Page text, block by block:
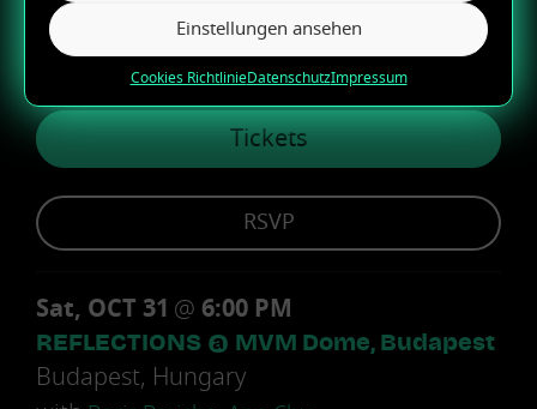
Einstellungen ansehen
Cookies RichtlinieDatenschutzImpressum Deutsch
Rīga, Latvia
withBoris Brejcha, Ann Clue
RSVP
Tickets
Sat, OCT 31 @ 6:00 PM
REFLECTIONS @ MVM Dome, Budapest
Budapest, Hungary